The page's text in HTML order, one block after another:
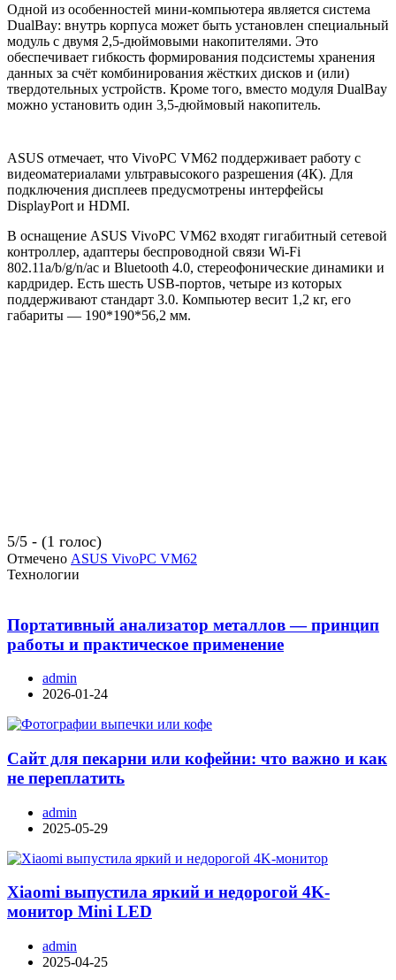
Одной из особенностей мини-компьютера является система
DualBay: внутрь корпуса может быть установлен специальный
модуль с двумя 2,5-дюймовыми накопителями. Это
обеспечивает гибкость формирования подсистемы хранения
данных за счёт комбинирования жёстких дисков и (или)
твердотельных устройств. Кроме того, вместо модуля DualBay
можно установить один 3,5-дюймовый накопитель.
ASUS отмечает, что VivoPC VM62 поддерживает работу с
видеоматериалами ультравысокого разрешения (4К). Для
подключения дисплеев предусмотрены интерфейсы
DisplayPort и HDMI.
В оснащение ASUS VivoPC VM62 входят гигабитный сетевой
контроллер, адаптеры беспроводной связи Wi-Fi
802.11a/b/g/n/ac и Bluetooth 4.0, стереофонические динамики и
кардридер. Есть шесть USB-портов, четыре из которых
поддерживают стандарт 3.0. Компьютер весит 1,2 кг, его
габариты — 190*190*56,2 мм.
5/5 - (1 голос)
Отмечено ASUS VivoPC VM62
Технологии
Портативный анализатор металлов — принцип
работы и практическое применение
admin
2026-01-24
Сайт для пекарни или кофейни: что важно и как
не переплатить
admin
2025-05-29
Xiaomi выпустила яркий и недорогой 4K-
монитор Mini LED
admin
2025-04-25